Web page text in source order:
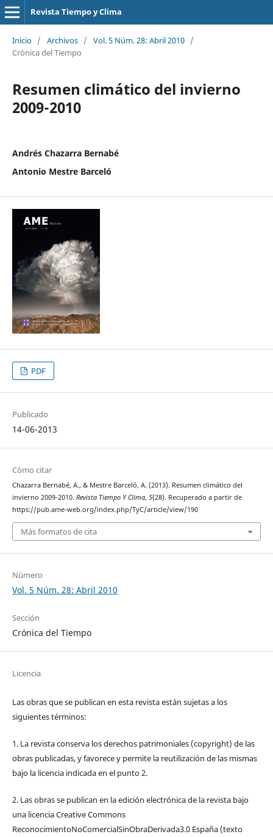
Revista Tiempo y Clima
Inicio / Archivos / Vol. 5 Núm. 28: Abril 2010 /
Crónica del Tiempo
Resumen climático del invierno
2009-2010
Andrés Chazarra Bernabé
Antonio Mestre Barceló
PDF
Publicado
14-06-2013
Cómo citar
Chazarra Bernabé, A., & Mestre Barceló, A. (2013). Resumen climático del
invierno 2009-2010. Revista Tiempo Y Clima, 5(28). Recuperado a partir de
https://pub.ame-web.org/index.php/TyC/article/view/190
Más formatos de cita
Número
Vol. 5 Núm. 28: Abril 2010
Sección
Crónica del Tiempo
Licencia
Las obras que se publican en esta revista están sujetas a los
siguientes términos:
1. La revista conserva los derechos patrimoniales (copyright) de las
obras publicadas, y favorece y permite la reutilización de las mismas
bajo la licencia indicada en el punto 2.
2. Las obras se publican en la edición electrónica de la revista bajo
una licencia Creative Commons
ReconocimientoNoComercialSinObraDerivada3.0 España (texto